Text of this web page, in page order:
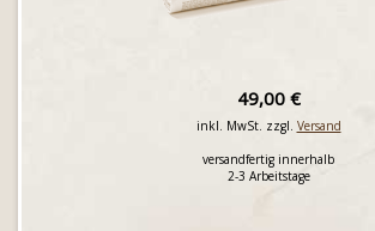
49,00 €
inkl. MwSt. zzgl. Versand
versandfertig innerhalb
2-3 Arbeitstage